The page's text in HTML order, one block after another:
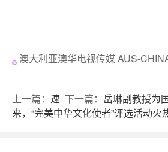
澳大利亚澳华电视传媒 AUS-
下一篇： 岳琳副教授为
上一篇： 速
来，“完美中华文化使者”评选活动火